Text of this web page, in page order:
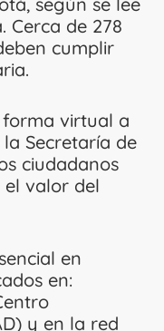
Cerca de 278
cumplir
forma virtual a
Secretaría de
ciudadanos
valor del
en
en:
y en la red